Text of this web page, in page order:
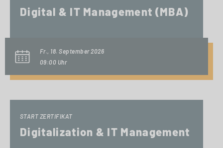
Digital & IT Management (MBA)
Fr., 18. September 2026
09:00 Uhr
START ZERTIFIKAT
Digitalization & IT Management